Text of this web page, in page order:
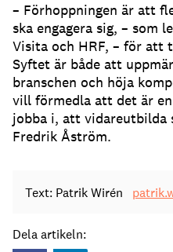
– Förhoppningen är att
ska engagera sig, – som
Visita och HRF, – för att
Syftet är både att
branschen och höja
vill förmedla att det är
jobba i, att vidareutbilda
Fredrik Åström.
Text: Patrik Wirén
Dela artikeln: